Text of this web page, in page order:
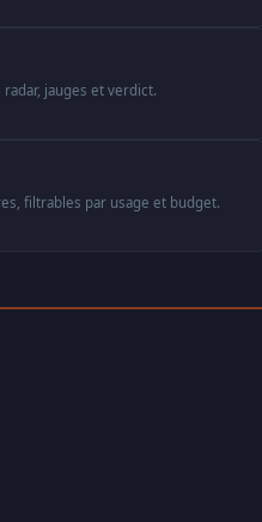
jauges et verdict.
filtrables par usage et budget.